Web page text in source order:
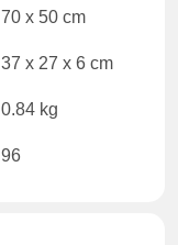
70 x 50 cm
37 x 27 x 6 cm
0.84 kg
96